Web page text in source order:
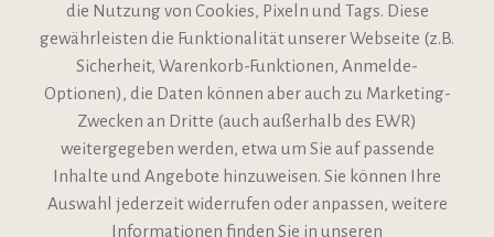
VIPINO Service
Informationen
Support
die Nutzung von Cookies, Pixeln und Tags. Diese
gewährleisten die Funktionalität unserer Webseite (z.B.
Sicherheit, Warenkorb-Funktionen, Anmelde-
Optionen), die Daten können aber auch zu Marketing-
Zwecken an Dritte (auch außerhalb des EWR)
weitergegeben werden, etwa um Sie auf passende
Inhalte und Angebote hinzuweisen. Sie können Ihre
Auswahl jederzeit widerrufen oder anpassen, weitere
Informationen finden Sie in unseren